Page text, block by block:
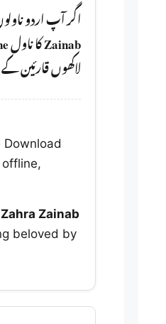
اگر آپ اردو
Zainabکا ناول
لاکھوں قارئین
Download
Zahra Zainab
beloved by